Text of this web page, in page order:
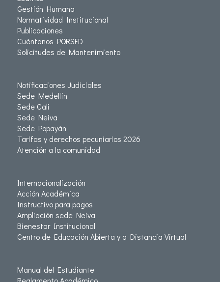
Gestión Humana
Normatividad Institucional
Publicaciones
Cuéntanos PQRSFD
Solicitudes de Mantenimiento
Notificaciones Judiciales
Sede Medellín
Sede Cali
Sede Neiva
Sede Popayán
Tarifas y derechos pecuniarios 2026
Atención a la comunidad
Internacionalización
Acción Académica
Instructivo para pagos
Ampliación sede Neiva
Bienestar Institucional
Centro de Educación Abierta y a Distancia Virtual
Manual del Estudiante